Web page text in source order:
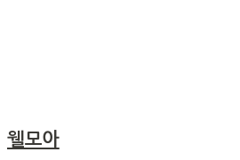
웰모아